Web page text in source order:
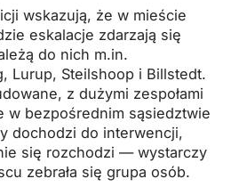
wskazują, że w mieście
eskalacje zdarzają się
do nich m.in.
Lurup, Steilshoop i Billstedt.
z dużymi zespołami
w bezpośrednim sąsiedztwie
dochodzi do interwencji,
się rozchodzi — wystarczy
zebrała się grupa osób.